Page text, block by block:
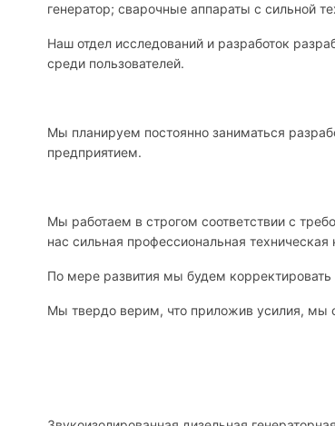
генератор; сварочные аппараты с сильной
Наш отдел исследований и разработок
среди пользователей.
Мы планируем постоянно заниматься
предприятием.
Мы работаем в строгом соответствии с
нас сильная профессиональная
По мере развития мы будем
Мы твердо верим, что приложив усилия, мы